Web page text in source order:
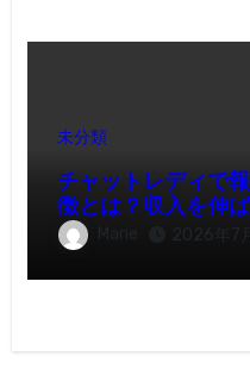
未分類
チャットレディで
徴とは？収入を伸
いポイント
Marie 2026年7